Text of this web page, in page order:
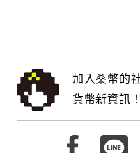
加入桑幣的
貨幣新資訊！